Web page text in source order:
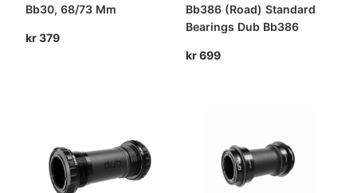
Bb30, 68/73 Mm
kr379
Bb386 (Road) Standard
Bearings Dub Bb386
kr699